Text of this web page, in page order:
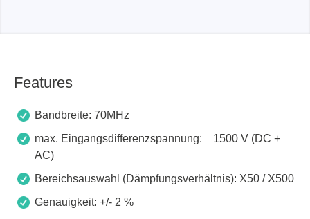
Features
Bandbreite: 70MHz
max. Eingangsdifferenzspannung: 1500 V (DC +
AC)
Bereichsauswahl (Dämpfungsverhältnis): X50 / X500
Genauigkeit: +/- 2 %